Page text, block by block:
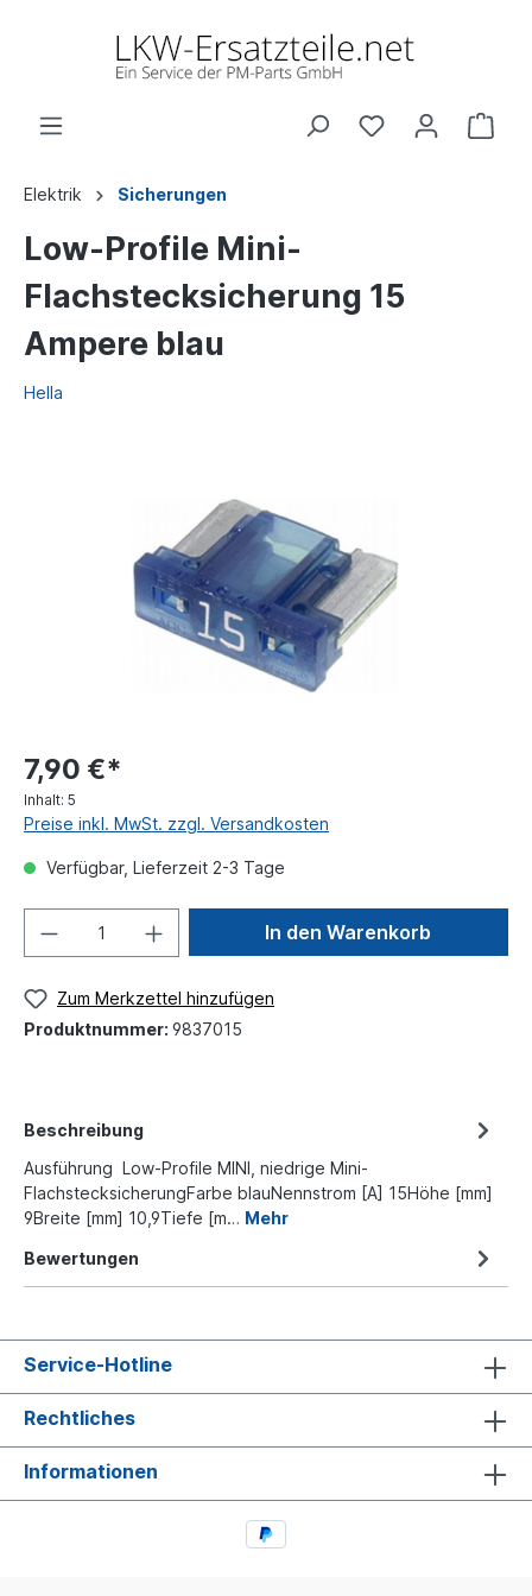
Elektrik Sicherungen
Low-Profile Mini-
Flachstecksicherung 15
Ampere blau
Hella
7,90 €*
Inhalt: 5
Preise inkl. MwSt. zzgl. Versandkosten
Verfügbar, Lieferzeit 2-3 Tage
In den Warenkorb
Zum Merkzettel hinzufügen
Produktnummer: 9837015
Beschreibung
Ausführung Low-Profile MINI, niedrige Mini-
FlachstecksicherungFarbe blauNennstrom [A] 15Höhe [mm]
9Breite [mm] 10,9Tiefe [m… Mehr
Bewertungen
Service-Hotline
Rechtliches
Informationen